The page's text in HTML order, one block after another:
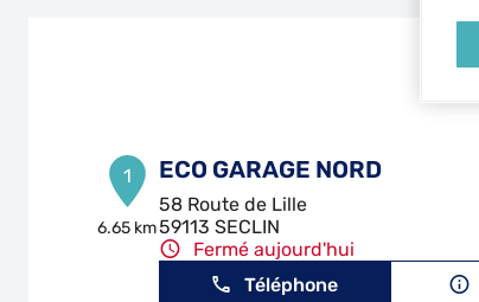
1
6.65 km
ECO GARAGE NORD
58 Route de Lille
59113 SECLIN
Fermé aujourd'hui
Téléphone